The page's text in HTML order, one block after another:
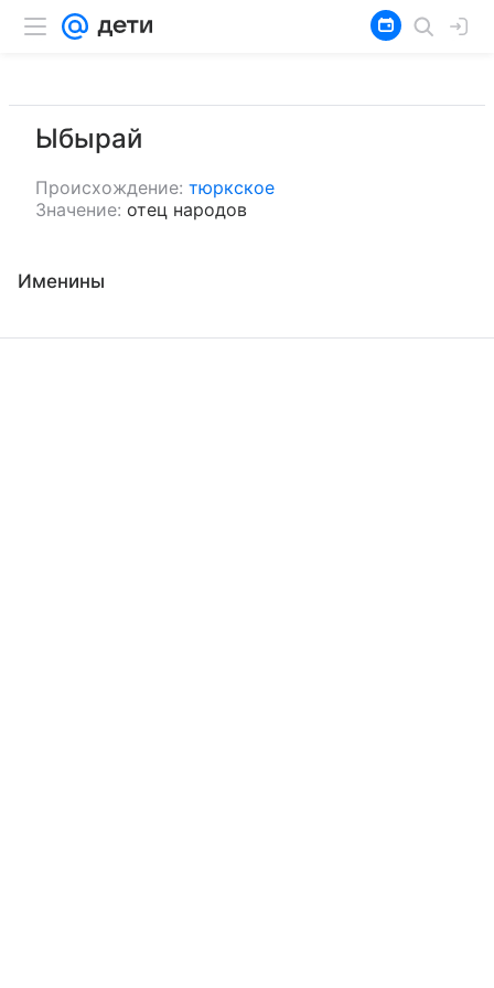
Ыбырай
Происхождение: тюркское
Значение: отец народов
Именины